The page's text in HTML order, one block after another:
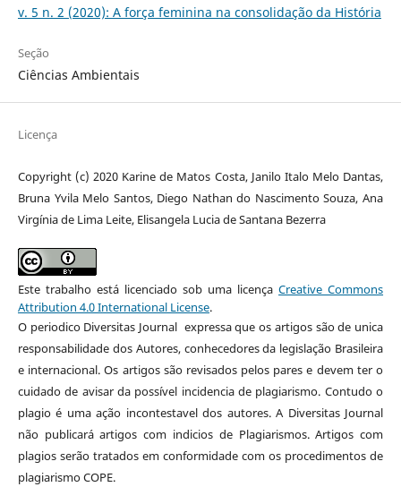
v. 5 n. 2 (2020): A força feminina na consolidação da História
Seção
Ciências Ambientais
Licença
Copyright (c) 2020 Karine de Matos Costa, Janilo Italo Melo Dantas,
Bruna Yvila Melo Santos, Diego Nathan do Nascimento Souza, Ana
Virgínia de Lima Leite, Elisangela Lucia de Santana Bezerra
Este trabalho está licenciado sob uma licençaCreative Commons
Attribution 4.0 International License.
O periodico Diversitas Journal expressa que os artigos são de unica
responsabilidade dos Autores, conhecedores da legislação Brasileira
e internacional. Os artigos são revisados pelos pares e devem ter o
cuidado de avisar da possível incidencia de plagiarismo. Contudo o
plagio é uma ação incontestavel dos autores. A Diversitas Journal
não publicará artigos com indicios de Plagiarismos. Artigos com
plagios serão tratados em conformidade com os procedimentos de
plagiarismo COPE.